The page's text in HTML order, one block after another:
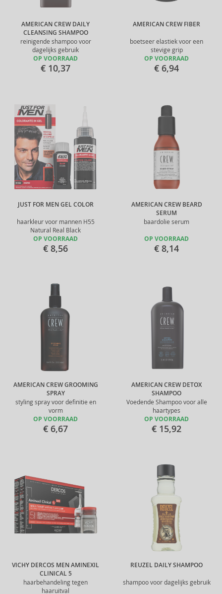
AMERICAN CREW DAILY
CLEANSING SHAMPOO
reinigende shampoo voor
dagelijks gebruik
OP VOORRAAD
€ 10,37
AMERICAN CREW FIBER
boetseer elastiek voor een
stevige grip
OP VOORRAAD
€ 6,94
JUST FOR MEN GEL COLOR
haarkleur voor mannen H55
Natural Real Black
OP VOORRAAD
€ 8,56
AMERICAN CREW BEARD
SERUM
baardolie serum
OP VOORRAAD
€ 8,14
AMERICAN CREW GROOMING
SPRAY
styling spray voor definitie en
vorm
OP VOORRAAD
€ 6,67
AMERICAN CREW DETOX
SHAMPOO
Voedende Shampoo voor alle
haartypes
OP VOORRAAD
€ 15,92
VICHY DERCOS MEN AMINEXIL
CLINICAL 5
haarbehandeling tegen
haaruitval
REUZEL DAILY SHAMPOO
shampoo voor dagelijks gebruik